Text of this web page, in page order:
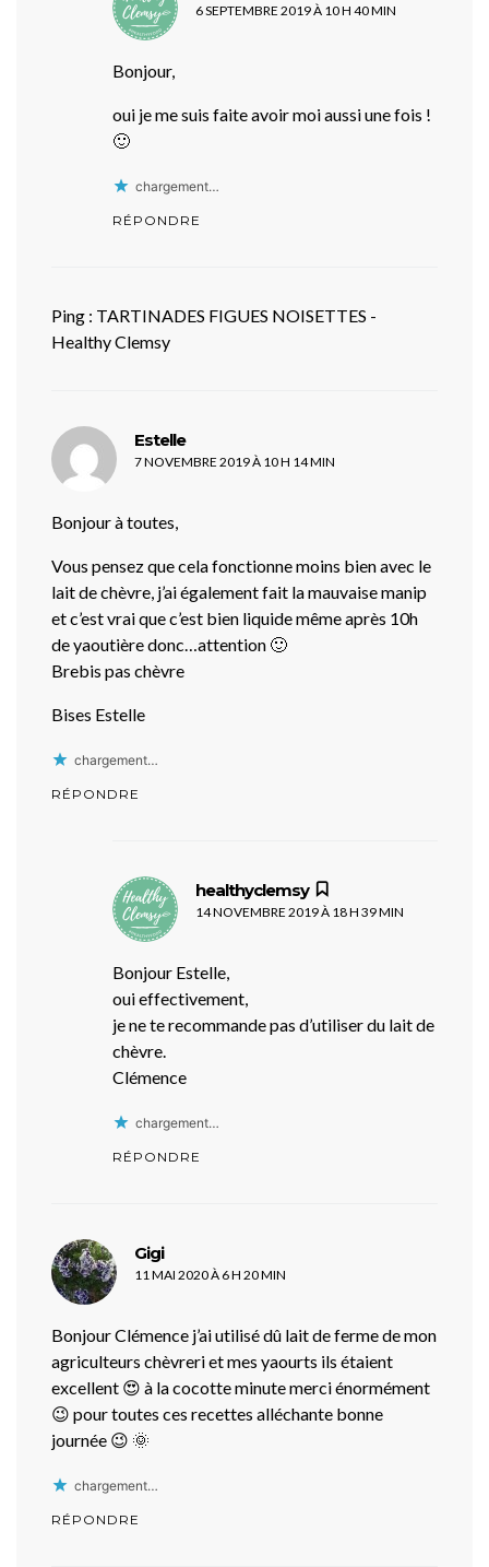
6 SEPTEMBRE 2019 À 10 H 40 MIN
Bonjour,
oui je me suis faite avoir moi aussi une fois !
🙂
chargement…
RÉPONDRE
Ping : TARTINADES FIGUES NOISETTES -
Healthy Clemsy
Estelledit :
7 NOVEMBRE 2019 À 10 H 14 MIN
Bonjour à toutes,
Vous pensez que cela fonctionne moins bien avec le
lait de chèvre, j’ai également fait la mauvaise manip
et c’est vrai que c’est bien liquide même après 10h
de yaoutière donc…attention 🙂
Brebis pas chèvre
Bises Estelle
chargement…
RÉPONDRE
healthyclemsy
14 NOVEMBRE 2019 À 18 H 39 MIN
Bonjour Estelle,
oui effectivement,
je ne te recommande pas d’utiliser du lait de
chèvre.
Clémence
chargement…
RÉPONDRE
Gigidit :
11 MAI 2020 À 6 H 20 MIN
Bonjour Clémence j’ai utilisé dû lait de ferme de mon
agriculteurs chèvreri et mes yaourts ils étaient
excellent 😍 à la cocotte minute merci énormément
😉 pour toutes ces recettes alléchante bonne
journée 😉 🌞
chargement…
RÉPONDRE